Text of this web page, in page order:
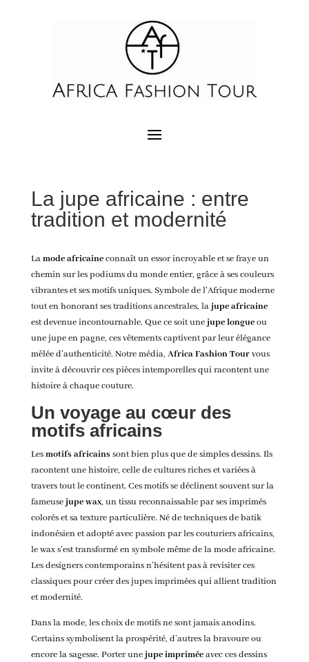
La jupe africaine : entre
tradition et modernité
Lamode africaineconnaît un essor incroyable et se fraye un
chemin sur les podiums du monde entier, grâce à ses couleurs
vibrantes et ses motifs uniques. Symbole de l’Afrique moderne
tout en honorant ses traditions ancestrales, lajupe africaine
est devenue incontournable. Que ce soit unejupe longueou
une jupe en pagne, ces vêtements captivent par leur élégance
mêlée d’authenticité. Notre média, Africa Fashion Tourvous
invite à découvrir ces pièces intemporelles qui racontent une
histoire à chaque couture.
Un voyage au cœur des
motifs africains
Lesmotifs africainssont bien plus que de simples dessins. Ils
racontent une histoire, celle de cultures riches et variées à
travers tout le continent. Ces motifs se déclinent souvent sur la
fameusejupe wax, un tissu reconnaissable par ses imprimés
colorés et sa texture particulière. Né de techniques de batik
indonésien et adopté avec passion par les couturiers africains,
le wax s’est transformé en symbole même de la mode africaine.
Les designers contemporains n’hésitent pas à revisiter ces
classiques pour créer des jupes imprimées qui allient tradition
et modernité.
Dans la mode, les choix de motifs ne sont jamais anodins.
Certains symbolisent la prospérité, d’autres la bravoure ou
encore la sagesse. Porter unejupe impriméeavec ces dessins